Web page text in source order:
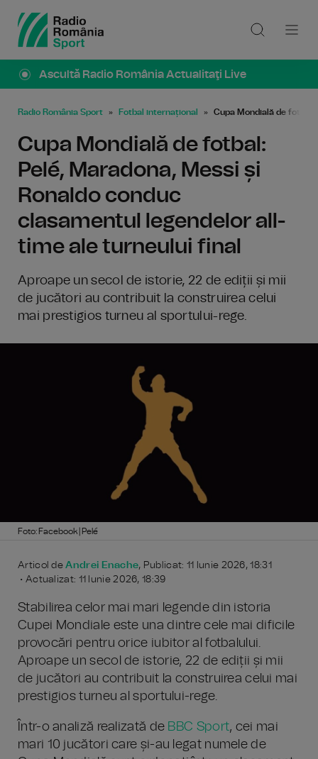
Ascultă Radio România Actualitaţi Live
Radio România Sport Fotbal internațional Cupa Mondială de fotbal:
Cupa Mondială de fotbal:
Pelé, Maradona, Messi și
Ronaldo conduc
clasamentul legendelor all-
time ale turneului final
Aproape un secol de istorie, 22 de ediții și mii
de jucători au contribuit la construirea celui
mai prestigios turneu al sportului-rege.
Foto: Facebook | Pelé
Articol deAndrei Enache, Publicat: 11 Iunie 2026, 18:31
• Actualizat: 11 Iunie 2026, 18:39
Stabilirea celor mai mari legende din istoria
Cupei Mondiale este una dintre cele mai dificile
provocări pentru orice iubitor al fotbalului.
Aproape un secol de istorie, 22 de ediții și mii
de jucători au contribuit la construirea celui mai
prestigios turneu al sportului-rege.
Într-o analiză realizată de BBC Sport, cei mai
mari 10 jucători care și-au legat numele de